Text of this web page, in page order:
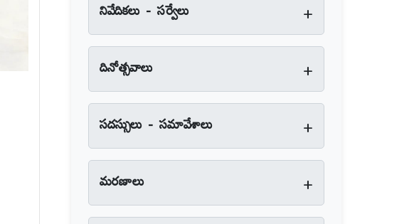
నివేదికలు - సర్వేలు +
దినోత్సవాలు +
సదస్సులు - సమావేశాలు +
మరణాలు +